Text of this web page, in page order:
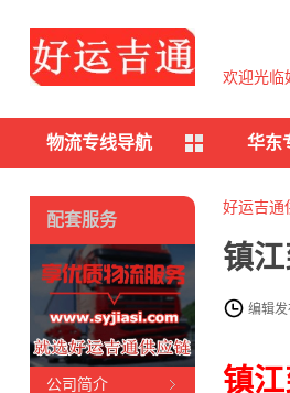
欢迎光临
物流专线导航 华东
好运吉通
镇
编辑
镇
配套服务
公司简介